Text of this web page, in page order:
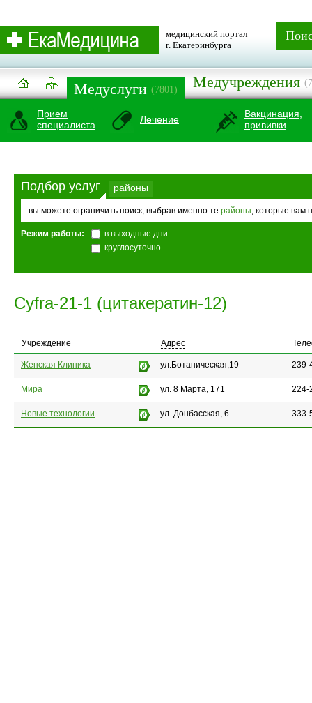
медицинский портал
г. Екатеринбурга
Медуслуги (7801) Медучреждения
Прием
специалиста
Лечение
Вакцинация,
прививки
Подбор услуг районы
вы можете ограничить поиск, выбрав именно те районы, которые вам
Режим работы:
в выходные дни
круглосуточно
Cyfra-21-1 (цитакератин-12)
Учреждение Адрес
Женская Клиника ул.Ботаническая,19 239-
Мира ул. 8 Марта, 171 224-
Новые технологии ул. Донбасская, 6 333-